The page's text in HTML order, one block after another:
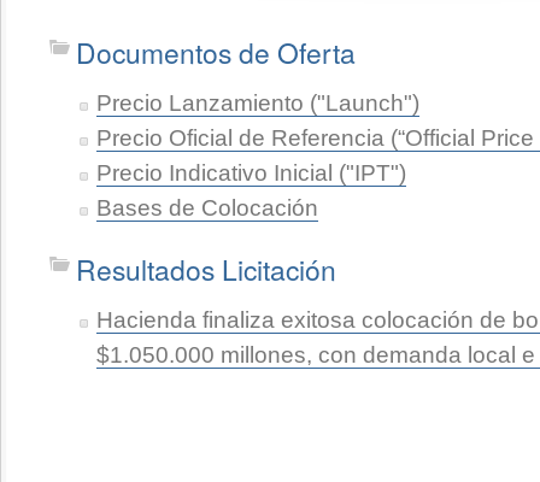
Documentos de Oferta
Precio Lanzamiento ("Launch")
Precio Oficial de Referencia (“Official Price
Precio Indicativo Inicial ("IPT")
Bases de Colocación
Resultados Licitación
Hacienda finaliza exitosa colocación de
$1.050.000 millones, con demanda local